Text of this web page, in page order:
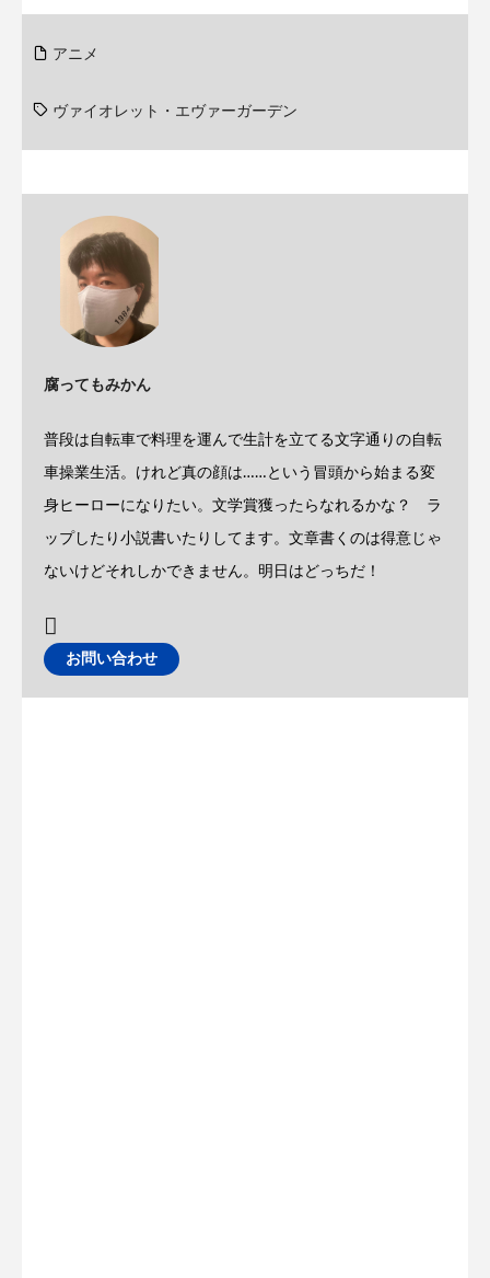
アニメ
ヴァイオレット・エヴァーガーデン
腐ってもみかん
普段は自転車で料理を運んで生計を立てる文字通りの自転
車操業生活。けれど真の顔は……という冒頭から始まる変
身ヒーローになりたい。文学賞獲ったらなれるかな？ ラ
ップしたり小説書いたりしてます。文章書くのは得意じゃ
ないけどそれしかできません。明日はどっちだ！
お問い合わせ